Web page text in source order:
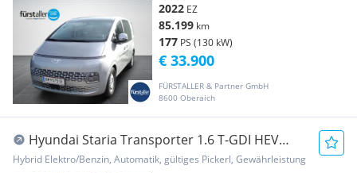
2022 EZ
85.199 km
177 PS (130 kW)
FÜRSTALLER & Partner GmbH
8600 Oberaich
€ 33.900
Hyundai Staria Transporter 1.6 T-GDI HEV
Transporter / Kastenwagen
Hybrid Elektro/Benzin, Automatik, gültiges Pickerl, Gewährleistung